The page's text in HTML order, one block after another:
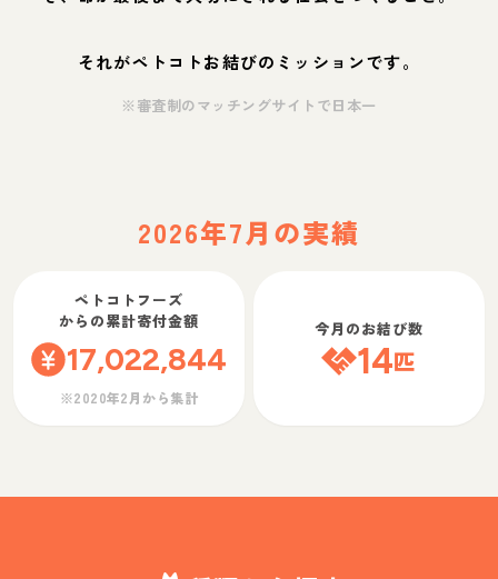
それがペトコトお結びのミッションです。
※審査制のマッチングサイトで日本一
2026年7月の実績
ペトコトフーズ
からの累計寄付金額
17,022,844
※2020年2月から集計
今月のお結び数
14匹